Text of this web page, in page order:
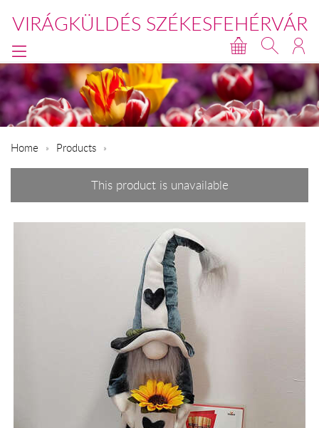
VIRÁGKÜLDÉS SZÉKESFEHÉRVÁR
Home Products
This product is unavailable